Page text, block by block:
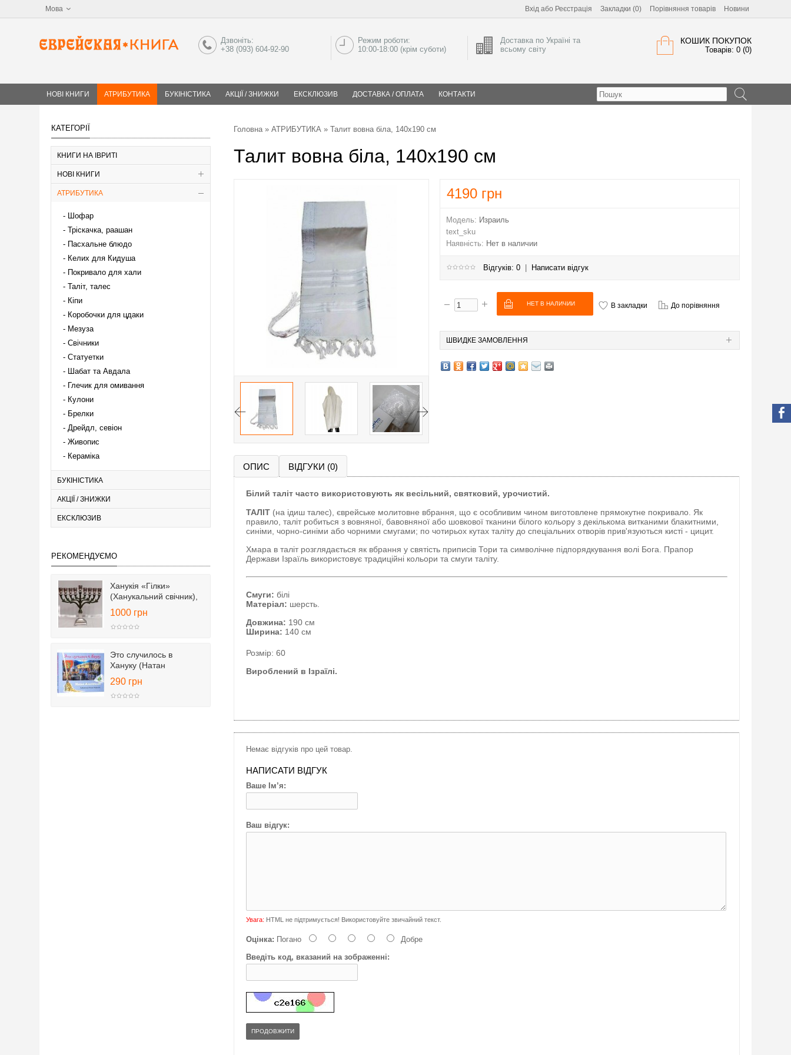
Мова Вхід або Реєстрація Закладки (0) Порівняння товарів Новини
КОШИК ПОКУПОК
Товарів: 0 (0)
Дзвоніть:
+38 (093) 604-92-90
Режим роботи:
10:00-18:00 (крім суботи)
Доставка по Україні та
всьому світу
НОВІ КНИГИ АТРИБУТИКА БУКІНІСТИКА АКЦІЇ / ЗНИЖКИ ЕКСКЛЮЗИВ ДОСТАВКА / ОПЛАТА КОНТАКТИ
КАТЕГОРІЇ
КНИГИ НА ІВРИТІ
НОВІ КНИГИ
АТРИБУТИКА
Шофар
Тріскачка, раашан
Пасхальне блюдо
Келих для Кидуша
Покривало для хали
Таліт, талес
Кіпи
Коробочки для цдаки
Мезуза
Свічники
Статуетки
Шабат та Авдала
Глечик для омивання
Кулони
Брелки
Дрейдл, севіон
Живопис
Кераміка
БУКІНІСТИКА
АКЦІЇ / ЗНИЖКИ
ЕКСКЛЮЗИВ
РЕКОМЕНДУЄМО
Ханукія «Гілки»
(Ханукальний свічник),
25 см
1000 грн
Это случилось в
Хануку (Натан
Альтерман)
290 грн
Головна» АТРИБУТИКА » Талит вовна біла, 140х190 см
Талит вовна біла, 140х190 см
4190 грн
Модель: Израиль
text_sku
Наявність: Нет в наличии
Відгуків: 0 Написати відгук
В закладки До порівняння
ШВИДКЕ ЗАМОВЛЕННЯ
ОПИС ВІДГУКИ (0)
Білий таліт часто використовують як весільний, святковий, урочистий.
ТАЛІТ (на ідиш талес), єврейське молитовне вбрання, що є особливим чином виготовлене прямокутне покривало. Як
правило, таліт робиться з вовняної, бавовняної або шовкової тканини білого кольору з декількома витканими блакитними,
синіми, чорно-синіми або чорними смугами; по чотирьох кутах таліту до спеціальних отворів прив'язуються кисті - цицит.
Хмара в таліт розглядається як вбрання у святість приписів Тори та символічне підпорядкування волі Бога. Прапор
Держави Ізраїль використовує традиційні кольори та смуги таліту.
Смуги: білі
Матеріал: шерсть.
Довжина: 190 см
Ширина: 140 см
Розмір: 60
Вироблений в Ізраїлі.
Немає відгуків про цей товар.
НАПИСАТИ ВІДГУК
Ваше Ім’я:
Ваш відгук:
Увага: HTML не підтримується! Використовуйте звичайний текст.
Оцінка: Погано
Добре
Введіть код, вказаний на зображенні:
ПРОДОВЖИТИ